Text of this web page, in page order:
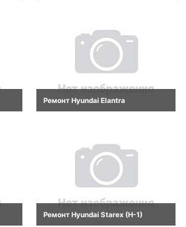
Ремонт Hyundai Elantra
Ремонт Hyundai Starex (H-1)